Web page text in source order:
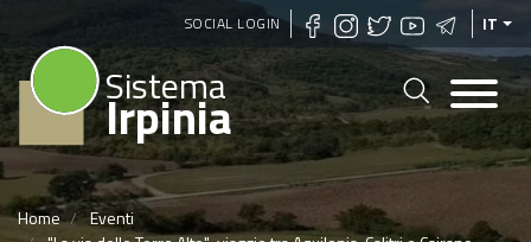
Salta
al
contenuto
principale
SOCIAL LOGIN IT
Sistema
Irpinia
Home
Eventi